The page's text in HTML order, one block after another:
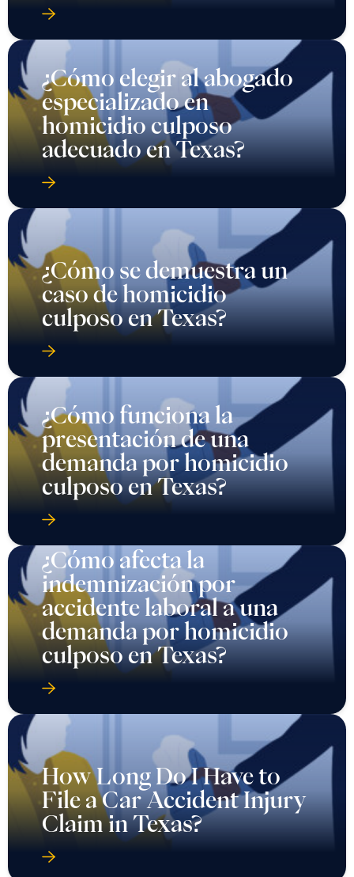
¿Cómo elegir al abogado
especializado en
homicidio culposo
adecuado en Texas?
¿Cómo se demuestra un
caso de homicidio
culposo en Texas?
¿Cómo funciona la
presentación de una
demanda por homicidio
culposo en Texas?
¿Cómo afecta la
indemnización por
accidente laboral a una
demanda por homicidio
culposo en Texas?
How Long Do I Have to
File a Car Accident Injury
Claim in Texas?